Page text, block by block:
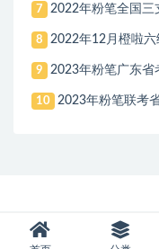
7 2022年粉笔全国三
8 2022年12月橙啦六
9 2023年粉笔广东省
10 2023年粉笔联考